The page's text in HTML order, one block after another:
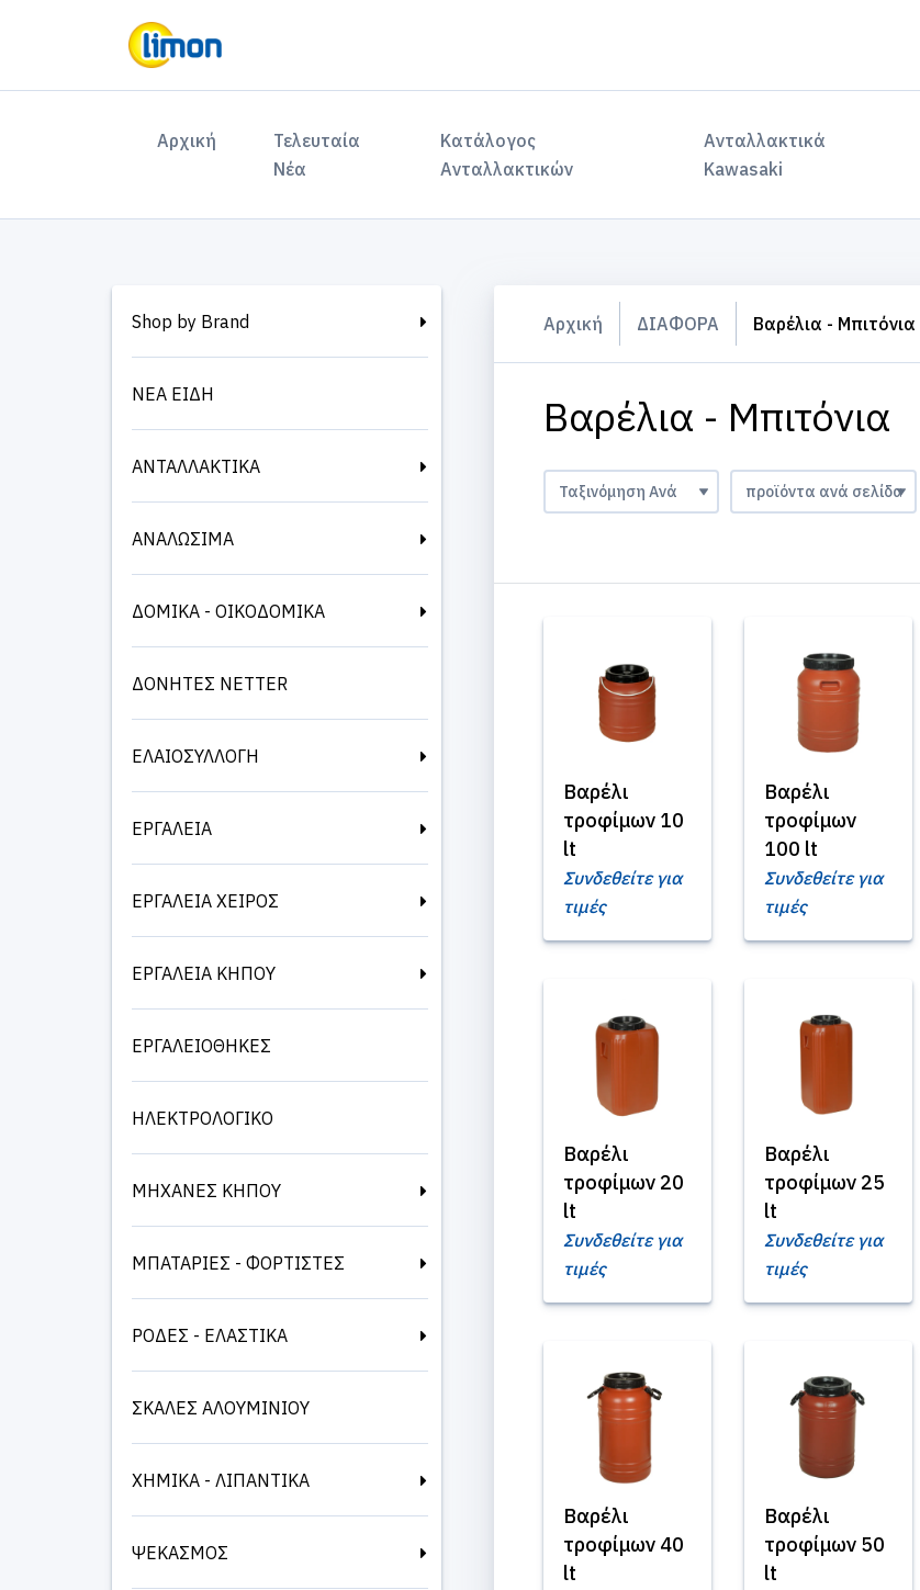
Αρχική (current)Τελευταία
Νέα
Κατάλογος
Ανταλλακτικών
Ανταλλακτικά
Kawasaki
Shop by Brand
ΝΕΑ ΕΙΔΗ
ΑΝΤΑΛΛΑΚΤΙΚΑ
ΑΝΑΛΩΣΙΜΑ
ΔΟΜΙΚΑ - ΟΙΚΟΔΟΜΙΚΑ
ΔΟΝΗΤΕΣ NETTER
ΕΛΑΙΟΣΥΛΛΟΓΗ
ΕΡΓΑΛΕΙΑ
ΕΡΓΑΛΕΙΑ ΧΕΙΡΟΣ
ΕΡΓΑΛΕΙΑ ΚΗΠΟΥ
ΕΡΓΑΛΕΙΟΘΗΚΕΣ
ΗΛΕΚΤΡΟΛΟΓΙΚΟ
ΜΗΧΑΝΕΣ ΚΗΠΟΥ
ΜΠΑΤΑΡΙΕΣ - ΦΟΡΤΙΣΤΕΣ
ΡΟΔΕΣ - ΕΛΑΣΤΙΚΑ
ΣΚΑΛΕΣ ΑΛΟΥΜΙΝΙΟΥ
ΧΗΜΙΚΑ - ΛΙΠΑΝΤΙΚΑ
ΨΕΚΑΣΜΟΣ
Αρχική ΔΙΑΦΟΡΑ Βαρέλια - Μπιτόνια
Βαρέλια - Μπιτόνια
Βαρέλι
τροφίμων 10
lt
Συνδεθείτε για
τιμές
Βαρέλι
τροφίμων
100 lt
Συνδεθείτε για
τιμές
Βαρέλι
τροφίμων 20
lt
Συνδεθείτε για
τιμές
Βαρέλι
τροφίμων 25
lt
Συνδεθείτε για
τιμές
Βαρέλι
τροφίμων 40
lt
Βαρέλι
τροφίμων 50
lt